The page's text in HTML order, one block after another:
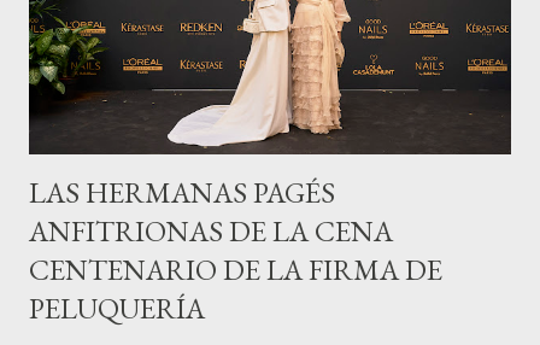
LAS HERMANAS PAGÉS
ANFITRIONAS DE LA CENA
CENTENARIO DE LA FIRMA DE
PELUQUERÍA